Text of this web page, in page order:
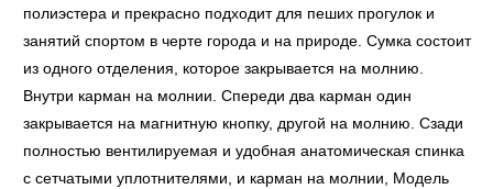
полиэстера и прекрасно подходит для пеших прогулок и
занятий спортом в черте города и на природе. Сумка состоит
из одного отделения, которое закрывается на молнию.
Внутри карман на молнии. Спереди два карман один
закрывается на магнитную кнопку, другой на молнию. Сзади
полностью вентилируемая и удобная анатомическая спинка
с сетчатыми уплотнителями, и карман на молнии, Модель